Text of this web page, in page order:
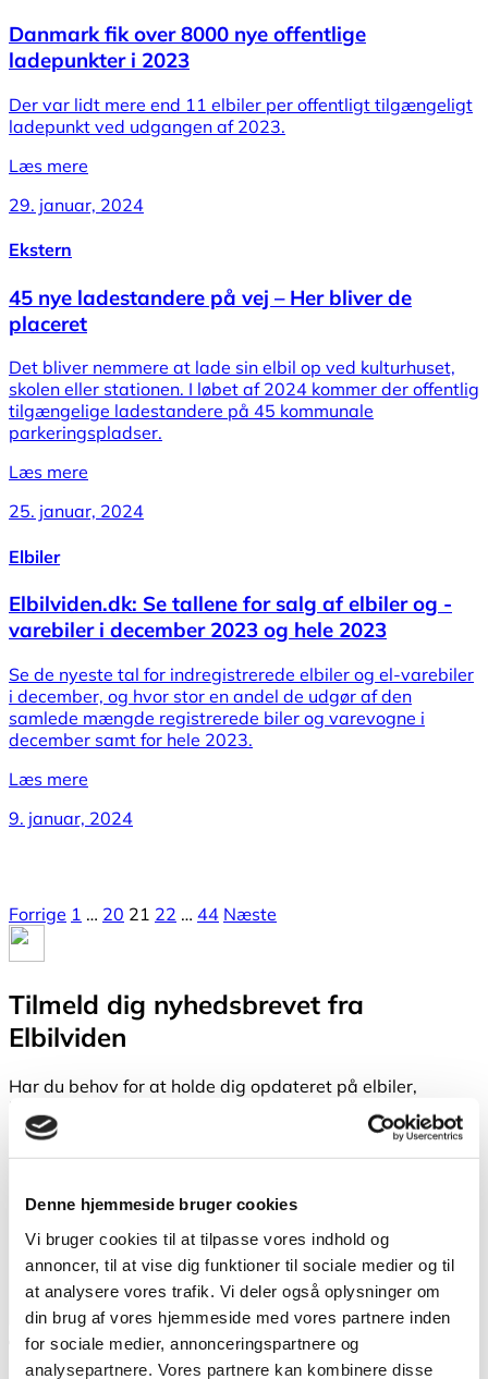
Denne hjemmeside bruger cookies
Vi bruger cookies til at tilpasse vores indhold og
annoncer, til at vise dig funktioner til sociale medier og til
at analysere vores trafik. Vi deler også oplysninger om
din brug af vores hjemmeside med vores partnere inden
for sociale medier, annonceringspartnere og
analysepartnere. Vores partnere kan kombinere disse
Danmark fik over 8000 nye offentlige
ladepunkter i 2023
Der var lidt mere end 11 elbiler per offentligt tilgængeligt
ladepunkt ved udgangen af 2023.
Læs mere
29. januar, 2024
Ekstern
45 nye ladestandere på vej – Her bliver de
placeret
Det bliver nemmere at lade sin elbil op ved kulturhuset,
skolen eller stationen. I løbet af 2024 kommer der offentlig
tilgængelige ladestandere på 45 kommunale
parkeringspladser.
Læs mere
25. januar, 2024
Elbiler
Elbilviden.dk: Se tallene for salg af elbiler og -
varebiler i december 2023 og hele 2023
Se de nyeste tal for indregistrerede elbiler og el-varebiler
i december, og hvor stor en andel de udgør af den
samlede mængde registrerede biler og varevogne i
december samt for hele 2023.
Læs mere
9. januar, 2024
Navigation
til
Forrige 1 … 20 21 22 … 44 Næste
Tilmeld dig nyheds­brevet fra
Elbilviden
Har du behov for at holde dig opdateret på elbiler,
infrastruktur og lovgivning omkring elbiler - så har vi et
løsningen for dig.
Privat